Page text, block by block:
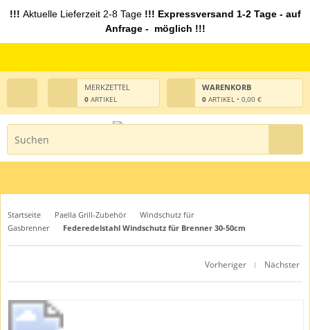
!!! Aktuelle Lieferzeit 2-8 Tage !!! Expressversand 1-2 Tage - auf
Anfrage - möglich !!!
WARENKORB
0 ARTIKEL • 0,00 €
MERKZETTEL
0 ARTIKEL
Startseite Paella Grill-Zubehör
Windschutz für
Gasbrenner
Federedelstahl Windschutz für Brenner 30-50cm
Vorheriger | Nächster